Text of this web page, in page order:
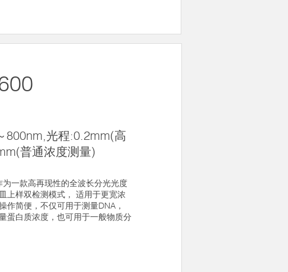
800nm,光程:0.2mm(高
普通浓度测量)
一款高再现性的全波长分光光度
上样双检测模式， 适用于更宽浓
作简便，不仅可用于测量DNA，
蛋白质浓度，也可用于一般物质分